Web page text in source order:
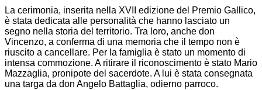
La cerimonia, inserita nella XVII edizione del Premio Gallico,
è stata dedicata alle personalità che hanno lasciato un
segno nella storia del territorio. Tra loro, anche don
Vincenzo, a conferma di una memoria che il tempo non è
riuscito a cancellare. Per la famiglia è stato un momento di
intensa commozione. A ritirare il riconoscimento è stato Mario
Mazzaglia, pronipote del sacerdote. A lui è stata consegnata
una targa da don Angelo Battaglia, odierno parroco.